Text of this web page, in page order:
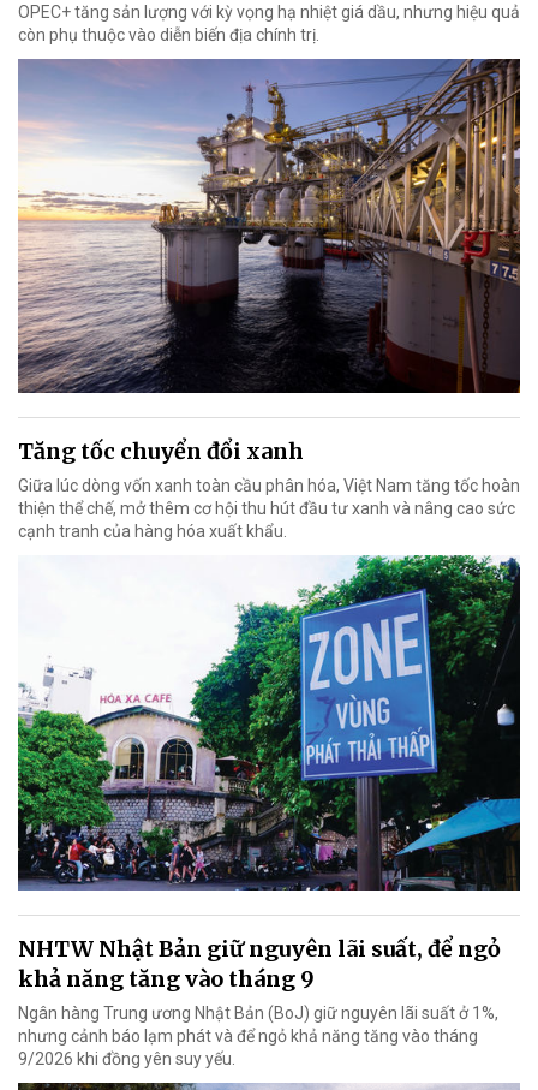
OPEC+ tăng sản lượng với kỳ vọng hạ nhiệt giá dầu, nhưng hiệu quả
còn phụ thuộc vào diễn biến địa chính trị.
Tăng tốc chuyển đổi xanh
Giữa lúc dòng vốn xanh toàn cầu phân hóa, Việt Nam tăng tốc hoàn
thiện thể chế, mở thêm cơ hội thu hút đầu tư xanh và nâng cao sức
cạnh tranh của hàng hóa xuất khẩu.
NHTW Nhật Bản giữ nguyên lãi suất, để ngỏ
khả năng tăng vào tháng 9
Ngân hàng Trung ương Nhật Bản (BoJ) giữ nguyên lãi suất ở 1%,
nhưng cảnh báo lạm phát và để ngỏ khả năng tăng vào tháng
9/2026 khi đồng yên suy yếu.